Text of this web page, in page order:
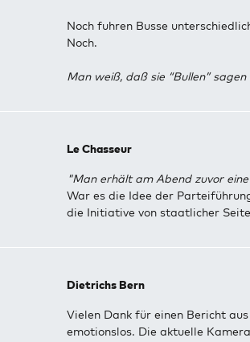
Noch fuhren Busse
Noch.
Man weiß, daß sie “Bullen” sagen
Le Chasseur
"Man erhält am Abend zuvor
War es die Idee der
die Initiative von staatlicher
Dietrichs Bern
Vielen Dank für einen Bericht
emotionslos. Die aktuelle